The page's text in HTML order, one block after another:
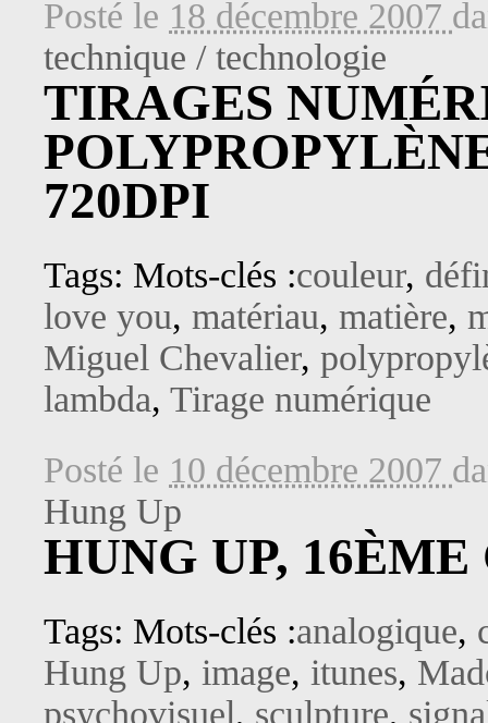
Posté le 18 décembre 2007
technique / technologie
TIRAGES
720DPI
Tags: Mots-clés :couleur,
love you, matériau, matière,
Miguel Chevalier,
lambda, Tirage numérique
Posté le 10 décembre 2007
Hung Up
HUNG UP,
Tags: Mots-clés :analogique,
Hung Up, image, itunes,
psychovisuel, sculpture,